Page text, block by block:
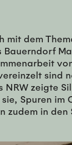
mit dem
sind
zeigte
Spuren im
in den